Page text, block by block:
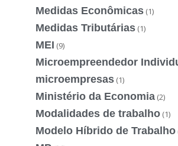
Medidas Econômicas (1)
Medidas Tributárias (1)
MEI (9)
Microempreendedor
microempresas (1)
Ministério da Economia (2)
Modalidades de trabalho (1)
Modelo Híbrido de Trabalho